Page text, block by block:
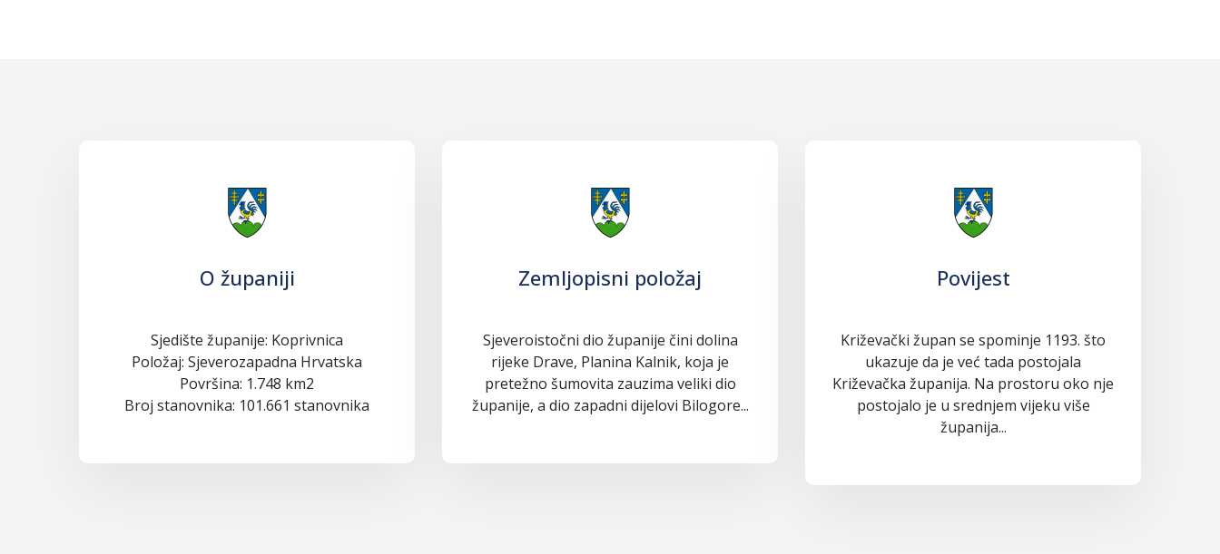
O županiji
Sjedište županije: Koprivnica
Položaj: Sjeverozapadna Hrvatska
Površina: 1.748 km2
Broj stanovnika: 101.661 stanovnika
Zemljopisni položaj
Sjeveroistočni dio županije čini dolina
rijeke Drave, Planina Kalnik, koja je
pretežno šumovita zauzima veliki dio
županije, a dio zapadni dijelovi Bilogore...
Povijest
Križevački župan se spominje 1193. što
ukazuje da je već tada postojala
Križevačka županija. Na prostoru oko nje
postojalo je u srednjem vijeku više
županija...